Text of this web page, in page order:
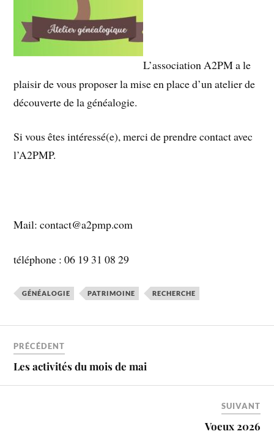
L’association A2PM a le
plaisir de vous proposer la mise en place d’un atelier de
découverte de la généalogie.
Si vous êtes intéressé(e), merci de prendre contact avec
l’A2PMP.
Mail: contact@a2pmp.com
téléphone : 06 19 31 08 29
GÉNÉALOGIE PATRIMOINE RECHERCHE
PRÉCÉDENT
Les activités du mois de mai
SUIVANT
Voeux 2026